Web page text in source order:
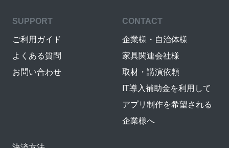
SUPPORT
ご利用ガイド
よくある質問
お問い合わせ
CONTACT
企業様・自治体様
家具関連会社様
取材・講演依頼
IT導入補助金を利用して
アプリ制作を希望される
企業様へ